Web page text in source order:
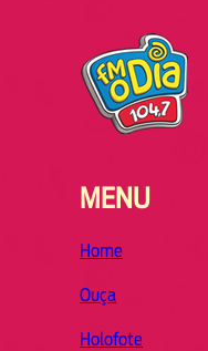
MENU
Home
Ouça
Holofote